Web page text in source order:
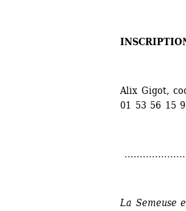
Alix Gigot,
01 53 56 15
La Semeuse